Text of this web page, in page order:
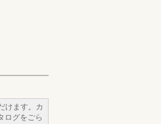
けます。カ
ログをごら